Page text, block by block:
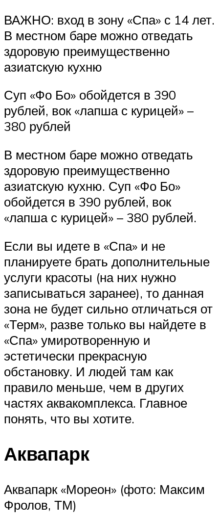
ВАЖНО: вход в зону «Спа» с 14 лет.
В местном баре можно отведать
здоровую преимущественно
азиатскую кухню
Суп «Фо Бо» обойдется в 390
рублей, вок «лапша с курицей» –
380 рублей
В местном баре можно отведать
здоровую преимущественно
азиатскую кухню. Суп «Фо Бо»
обойдется в 390 рублей, вок
«лапша с курицей» – 380 рублей.
Если вы идете в «Спа» и не
планируете брать дополнительные
услуги красоты (на них нужно
записываться заранее), то данная
зона не будет сильно отличаться от
«Терм», разве только вы найдете в
«Спа» умиротворенную и
эстетически прекрасную
обстановку. И людей там как
правило меньше, чем в других
частях аквакомплекса. Главное
понять, что вы хотите.
Аквапарк
Аквапарк «Мореон» (фото: Максим
Фролов, ТМ)